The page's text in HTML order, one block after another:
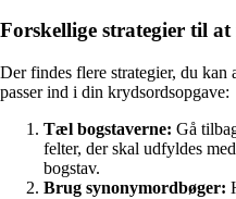
Forskellige strategier til
Der findes flere strategier, du kan
passer ind i din krydsordsopgave:
Tæl bogstaverne: Gå
felter, der skal udfyldes
bogstav.
Brug synonymordbøger: